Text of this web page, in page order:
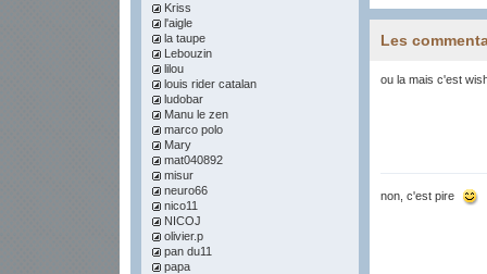
Kriss
l'aigle
la taupe
Lebouzin
lilou
louis rider catalan
ludobar
Manu le zen
marco polo
Mary
mat040892
misur
neuro66
nico11
NICOJ
olivier.p
pan du11
papa
Les
ou la mais c'est
non, c'est pire